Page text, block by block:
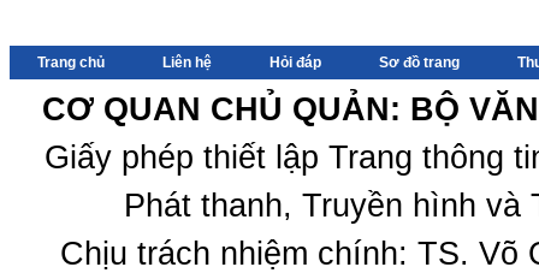
Trang chủ Liên hệ Hỏi đáp Sơ đồ trang
CƠ QUAN CHỦ QUẢN: BỘ
Giấy phép thiết lập Trang thông
Phát thanh, Truyền hình
Chịu trách nhiệm chính: TS.